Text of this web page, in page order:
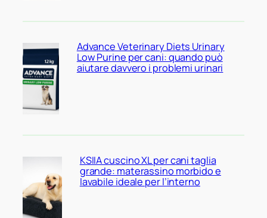
Advance Veterinary Diets Urinary
Low Purine per cani: quando può
aiutare davvero i problemi urinari
KSIIA cuscino XL per cani taglia
grande: materassino morbido e
lavabile ideale per l’interno